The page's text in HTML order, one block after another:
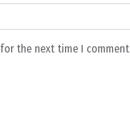
the next time I comment